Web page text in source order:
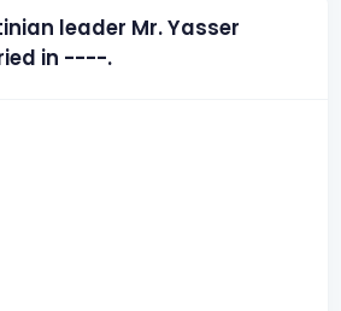
leader Mr. Yasser
in ----.